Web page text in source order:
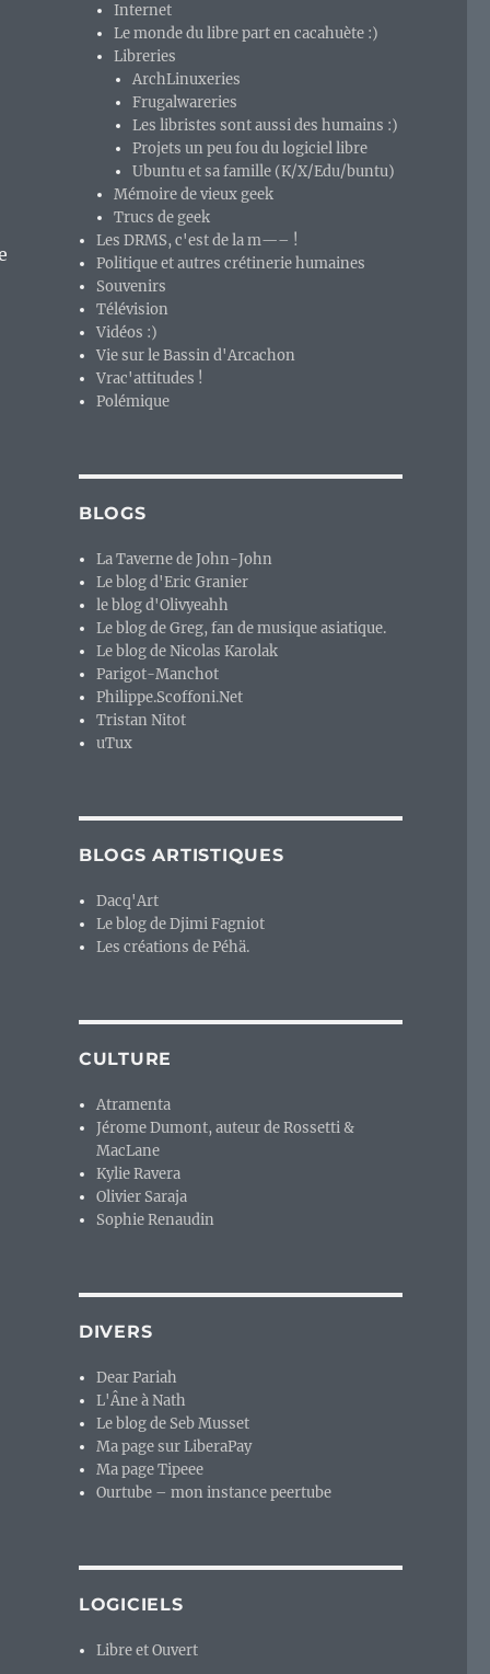
Internet
Le monde du libre part en cacahuète :)
Libreries
ArchLinuxeries
Frugalwareries
Les libristes sont aussi des humains :)
Projets un peu fou du logiciel libre
Ubuntu et sa famille (K/X/Edu/buntu)
Mémoire de vieux geek
Trucs de geek
Les DRMS, c'est de la m—– !
Politique et autres crétinerie humaines
Souvenirs
Télévision
Vidéos :)
Vie sur le Bassin d'Arcachon
Vrac'attitudes !
Polémique
BLOGS
La Taverne de John-John
Le blog d'Eric Granier
le blog d'Olivyeahh
Le blog de Greg, fan de musique asiatique.
Le blog de Nicolas Karolak
Parigot-Manchot
Philippe.Scoffoni.Net
Tristan Nitot
uTux
BLOGS ARTISTIQUES
Dacq'Art
Le blog de Djimi Fagniot
Les créations de Péhä.
CULTURE
Atramenta
Jérome Dumont, auteur de Rossetti &
MacLane
Kylie Ravera
Olivier Saraja
Sophie Renaudin
DIVERS
Dear Pariah
L'Âne à Nath
Le blog de Seb Musset
Ma page sur LiberaPay
Ma page Tipeee
Ourtube – mon instance peertube
LOGICIELS
Libre et Ouvert